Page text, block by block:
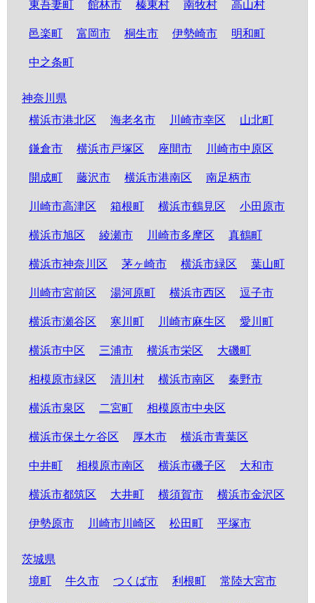
東吾妻町 館林市 榛東村 南牧村 高山村
邑楽町 富岡市 桐生市 伊勢崎市 明和町
中之条町
神奈川県
横浜市港北区
海老名市 川崎市幸区 山北町
鎌倉市 横浜市戸塚区 座間市 川崎市中原区
開成町 藤沢市 横浜市港南区 南足柄市
川崎市高津区 箱根町 横浜市鶴見区 小田原市
横浜市旭区 綾瀬市 川崎市多摩区 真鶴町
横浜市神奈川区 茅ヶ崎市 横浜市緑区 葉山町
川崎市宮前区 湯河原町 横浜市西区 逗子市
横浜市瀬谷区 寒川町 川崎市麻生区 愛川町
横浜市中区 三浦市 横浜市栄区 大磯町
相模原市緑区 清川村 横浜市南区 秦野市
横浜市泉区 二宮町 相模原市中央区
横浜市保土ケ谷区 厚木市 横浜市青葉区
中井町 相模原市南区 横浜市磯子区 大和市
横浜市都筑区 大井町 横須賀市 横浜市金沢区
伊勢原市 川崎市川崎区 松田町 平塚市
茨城県
境町
牛久市 つくば市 利根町 常陸大宮市